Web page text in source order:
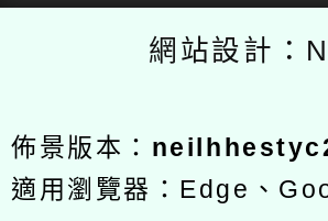
網站設計：
佈景版本：
適用瀏覽器：Edge、